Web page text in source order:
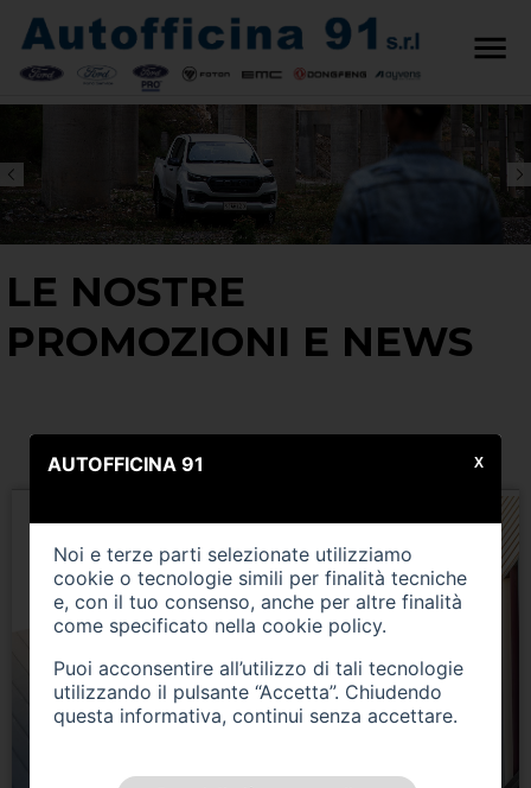
LE NOSTRE
PROMOZIONI E NEWS
AUTOFFICINA 91
Noi e terze parti selezionate utilizziamo
cookie o tecnologie simili per finalità tecniche
e, con il tuo consenso, anche per altre finalità
come specificato nella cookie policy.
Puoi acconsentire all’utilizzo di tali tecnologie
utilizzando il pulsante “Accetta”. Chiudendo
questa informativa, continui senza accettare.
X